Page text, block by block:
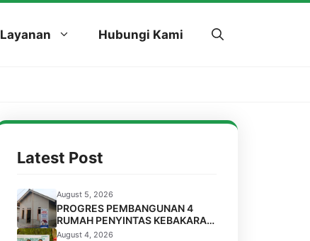
Layanan Hubungi Kami
Latest Post
August 5, 2026
PROGRES PEMBANGUNAN 4
RUMAH PENYINTAS KEBAKARAN
DI LABUAN, PANDEGLANG
August 4, 2026